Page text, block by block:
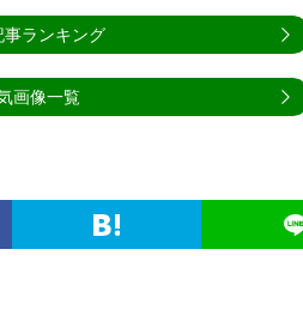
事ランキング
画像一覧